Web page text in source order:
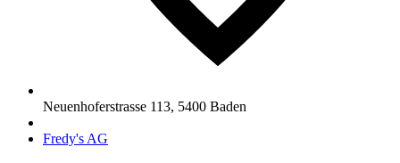
Neuenhoferstrasse 113, 5400 Baden
Fredy's AG